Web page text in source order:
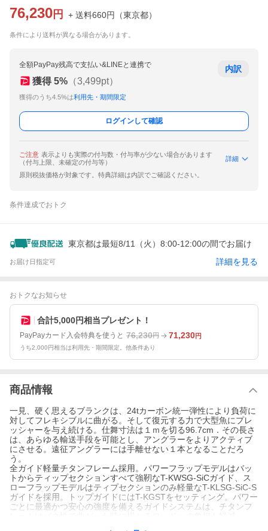
76,230 円 + 送料660円 （東京都）
条件により送料が異なる場合があります。
全額PayPay残高で支払い&LINEと連携で
獲得 5% （3,499pt）
獲得のうち4.5%は利用先・期間限定
内訳
ログインして確認
ご注意 表示よりも実際の付与数・付与率が少ない場合があります
（付与上限、未確定の付与等）
詳細
原則税抜価格が対象です。特典詳細は内訳でご確認ください。
条件達成でおトク
東京都は最短8/11（火）8:00-12:00の間でお届け
お届け日指定可 詳細を見る
おトクなお知らせ
合計5,000円相当プレゼント！
PayPayカード入会特典を使うと 76,230円 71,230円
うち2,000円相当は利用先・期間限定。他条件あり
商品情報
一見、硬く思えるブランクは、24tカーボン統一弾性により負荷に
対してフレキシブルに曲がる。そして復元する力で大型魚にプレ
ッシャーを与え続ける。仕舞寸法は１ｍを切る96.7cm．その長さ
は、あらゆる輸送手段を可能とし、アングラーをよりアクティブ
にさせる。遠征アングラーには手離せない１本となることだろ
う。
全ガイド軽量チタンフレーム採用。パワーフラップモデルはバッ
トからティップセクションすべて強靭なT-KWSG-SiCガイド、ス
ローフラップモデルはティプセクションのみ軽量なT-KLSG-SiC-S
ガイドを採用。トップガイドにはT-KGSTをセッティング。パワー
ごとに最適かつ安心の強度を備えるガイドシステムは、チタンフ